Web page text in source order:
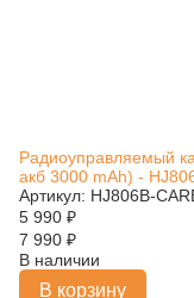
Радиоуправляемый
акб 3000 mAh) -
Артикул: HJ806B-
5 990 ₽
7 990 ₽
В наличии
В корзину